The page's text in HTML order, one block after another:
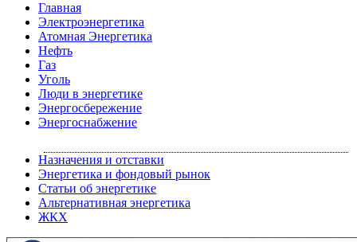
Главная
Электроэнергетика
Атомная Энергетика
Нефть
Газ
Уголь
Люди в энергетике
Энергосбережение
Энергоснабжение
Назначения и отставки
Энергетика и фондовый рынок
Статьи об энергетике
Альтернативная энергетика
ЖКХ